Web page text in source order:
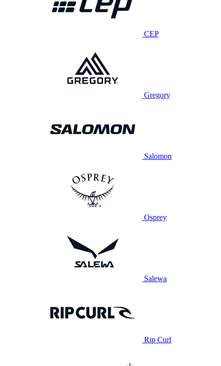
CEP
Gregory
Salomon
Osprey
Salewa
Rip Curl